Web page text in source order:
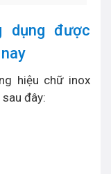
dụng được
hiệu chữ inox
đây: